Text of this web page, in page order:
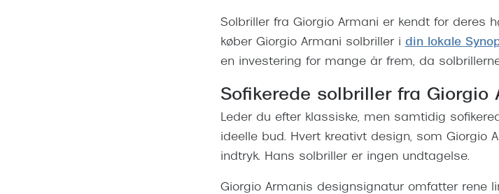
Solbriller fra Giorgio Armani er kendt for deres
køber Giorgio Armani solbriller i din lokale
en investering for mange år frem, da
Sofikerede solbriller fra Giorgio
Leder du efter klassiske, men samtidig
ideelle bud. Hvert kreativt design, som Giorgio
indtryk. Hans solbriller er ingen undtagelse.
Giorgio Armanis designsignatur omfatter rene